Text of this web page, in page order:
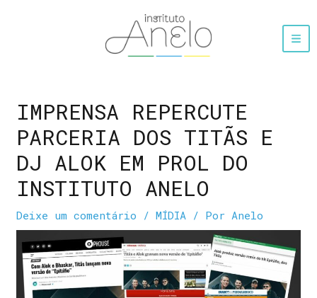
IMPRENSA REPERCUTE
PARCERIA DOS TITÃS E
DJ ALOK EM PROL DO
INSTITUTO ANELO
Deixe um comentário /MÍDIA / PorAnelo